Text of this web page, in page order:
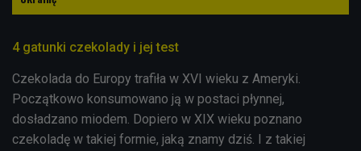
4 gatunki czekolady i jej test
Czekolada do Europy trafiła w XVI wieku z Ameryki.
Początkowo konsumowano ją w postaci płynnej,
dosładzano miodem. Dopiero w XIX wieku poznano
czekoladę w takiej formie, jaką znamy dziś. I z takiej